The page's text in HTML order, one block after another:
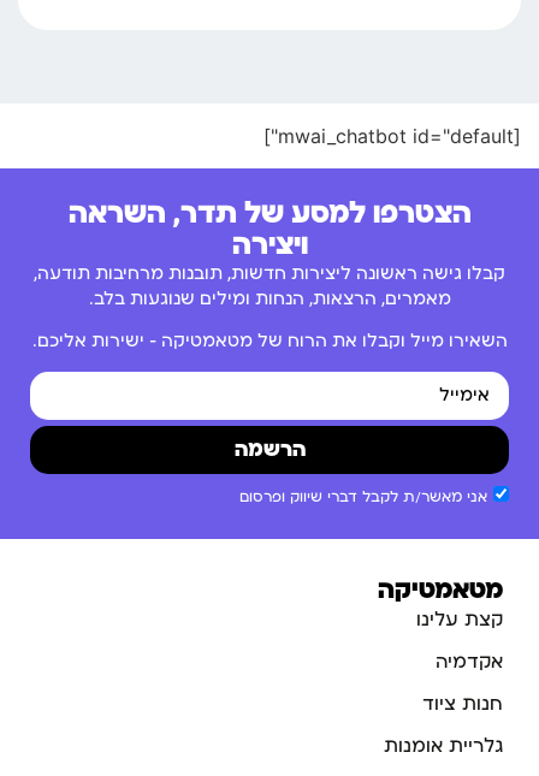
[mwai_chatbot id="default"]
הצטרפו למסע של תדר, השראה
ויצירה
קבלו גישה ראשונה ליצירות חדשות, תובנות מרחיבות תודעה,
מאמרים, הרצאות, הנחות ומילים שנוגעות בלב.
השאירו מייל וקבלו את הרוח של מטאמטיקה – ישירות אליכם.
אני מאשר/ת לקבל דברי שיווק ופרסום
הרשמה
מטאמטיקה
קצת עלינו
אקדמיה
חנות ציוד
גלריית אומנות